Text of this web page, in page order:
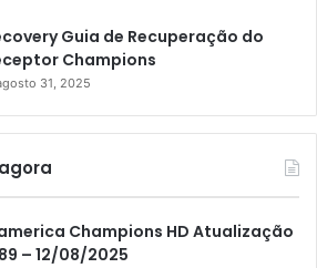
Guia de Recuperação do
Champions
31, 2025
Champions HD Atualização
– 12/08/2025